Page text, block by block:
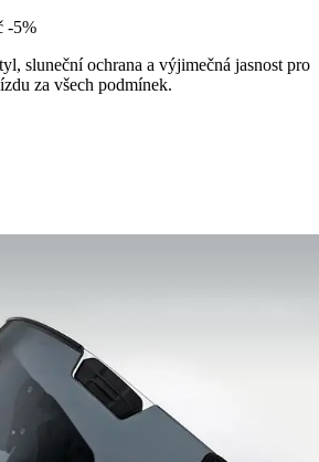
-5%
sluneční ochrana a výjimečná jasnost pro
za všech podmínek.